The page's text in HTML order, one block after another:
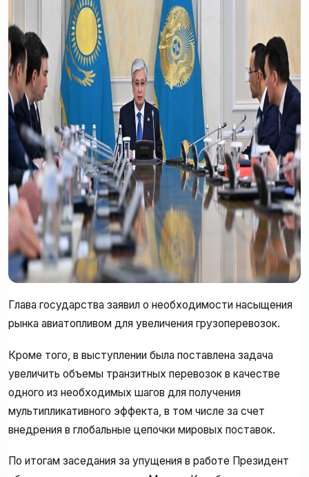
Глава государства заявил о необходимости насыщения
рынка авиатопливом для увеличения грузоперевозок.
Кроме того, в выступлении была поставлена задача
увеличить объемы транзитных перевозок в качестве
одного из необходимых шагов для получения
мультипликативного эффекта, в том числе за счет
внедрения в глобальные цепочки мировых поставок.
По итогам заседания за упущения в работе Президент